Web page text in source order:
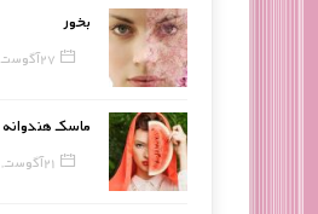
بخور
27 آگوست, 2017
ماسک هندوانه
21 آگوست, 2017